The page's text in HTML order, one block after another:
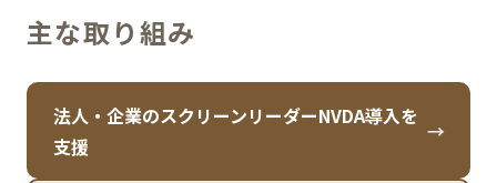
主な取り組み
法人・企業のスクリーンリーダーNVDA導入を
支援
→